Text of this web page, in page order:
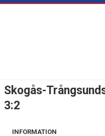
MATCHER
Skogås-
3:2
INFORMATION